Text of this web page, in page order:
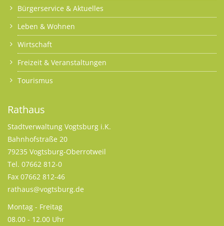
Bürgerservice & Aktuelles
Leben & Wohnen
Wirtschaft
Freizeit & Veranstaltungen
Tourismus
Rathaus
Stadtverwaltung Vogtsburg i.K.
Bahnhofstraße 20
79235 Vogtsburg-Oberrotweil
Tel. 07662 812-0
Fax 07662 812-46
rathaus@vogtsburg.de
Montag - Freitag
08.00 - 12.00 Uhr